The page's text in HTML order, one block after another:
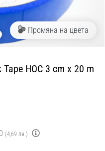
Промяна на цвета
HOC 3 cm x 20 m
(4,69 лв.)